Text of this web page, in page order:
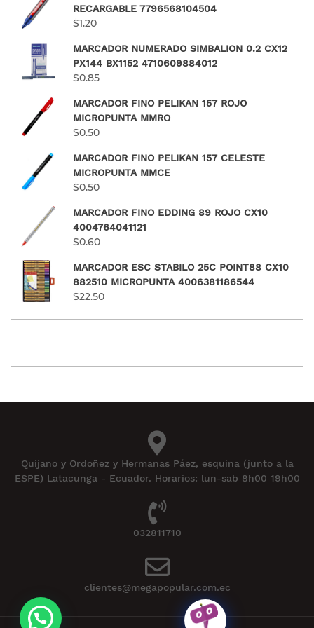
RECARGABLE 7796568104504
$1.20
MARCADOR NUMERADO SIMBALION 0.2 CX12
PX144 BX1152 4710609884012
$0.85
MARCADOR FINO PELIKAN 157 ROJO
MICROPUNTA MMRO
$0.50
MARCADOR FINO PELIKAN 157 CELESTE
MICROPUNTA MMCE
$0.50
MARCADOR FINO EDDING 89 ROJO CX10
4004764041121
$0.60
MARCADOR ESC STABILO 25C POINT88 CX10
882510 MICROPUNTA 4006381186544
$22.50
Quijano y Ordoñez y Hermanas Páez, esquina (junto a la
ESPE) Latacunga - Ecuador. Horarios: lun-sab 8h00 19h00
032811710
clientes@megapopular.com.ec